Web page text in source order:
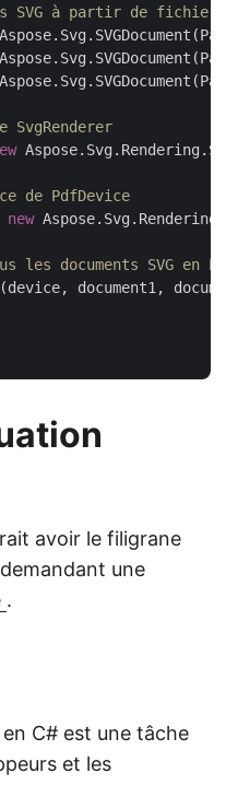
SVG à partir de
de PdfDevice
new
les documents SVG en
document1,
avoir le filigrane
une
.
C# est une tâche
et les